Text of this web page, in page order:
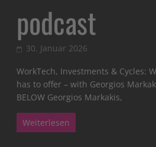
podcast
30. Januar 2026
WorkTech, Investments & Cycles:
has to offer – with Georgios
BELOW Georgios Markakis,
Weiterlesen